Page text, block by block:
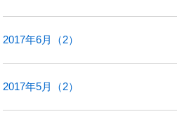
2017年6月（2）
2017年5月（2）